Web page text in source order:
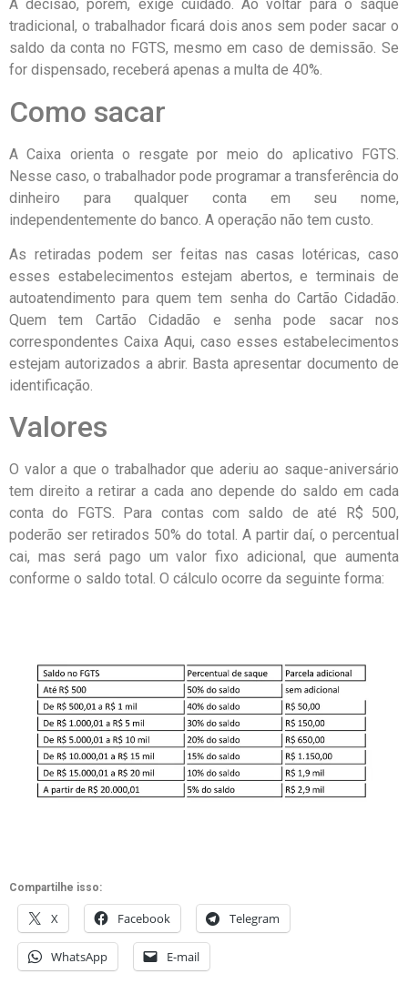
A decisão, porém, exige cuidado. Ao voltar para o saque
tradicional, o trabalhador ficará dois anos sem poder sacar o
saldo da conta no FGTS, mesmo em caso de demissão. Se
for dispensado, receberá apenas a multa de 40%.
Como sacar
A Caixa orienta o resgate por meio do aplicativo FGTS.
Nesse caso, o trabalhador pode programar a transferência do
dinheiro para qualquer conta em seu nome,
independentemente do banco. A operação não tem custo.
As retiradas podem ser feitas nas casas lotéricas, caso
esses estabelecimentos estejam abertos, e terminais de
autoatendimento para quem tem senha do Cartão Cidadão.
Quem tem Cartão Cidadão e senha pode sacar nos
correspondentes Caixa Aqui, caso esses estabelecimentos
estejam autorizados a abrir. Basta apresentar documento de
identificação.
Valores
O valor a que o trabalhador que aderiu ao saque-aniversário
tem direito a retirar a cada ano depende do saldo em cada
conta do FGTS. Para contas com saldo de até R$ 500,
poderão ser retirados 50% do total. A partir daí, o percentual
cai, mas será pago um valor fixo adicional, que aumenta
conforme o saldo total. O cálculo ocorre da seguinte forma:
Compartilhe isso:
X Facebook Telegram
WhatsApp E-mail